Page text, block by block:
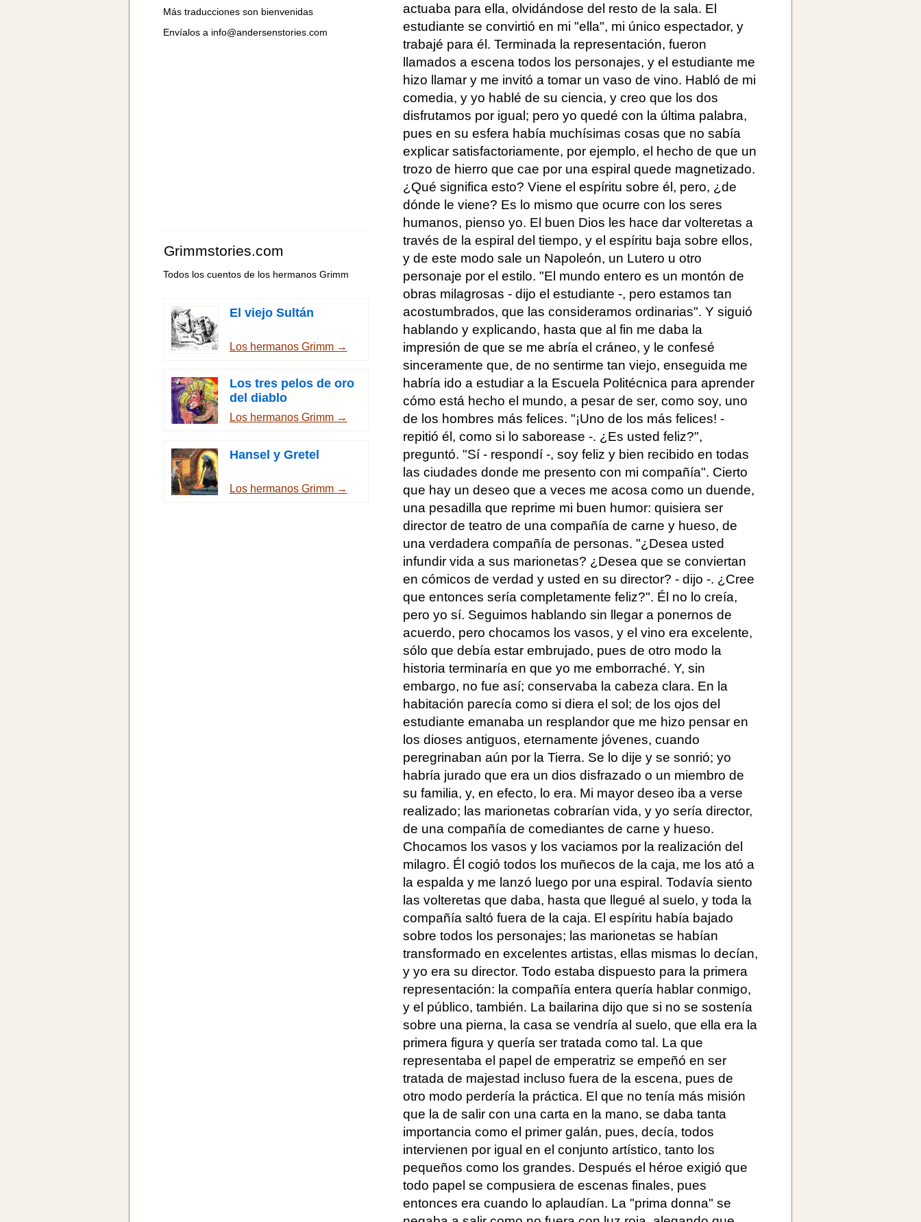
Más traducciones son bienvenidas
Envíalos a info@andersenstories.com
Grimmstories.com
Todos los cuentos de los hermanos Grimm
El viejo Sultán
Los hermanos Grimm →
Los tres pelos de oro
del diablo
Los hermanos Grimm →
Hansel y Gretel
Los hermanos Grimm →
actuaba para ella, olvidándose del resto de la sala. El
estudiante se convirtió en mi "ella", mi único espectador, y
trabajé para él. Terminada la representación, fueron
llamados a escena todos los personajes, y el estudiante me
hizo llamar y me invitó a tomar un vaso de vino. Habló de mi
comedia, y yo hablé de su ciencia, y creo que los dos
disfrutamos por igual; pero yo quedé con la última palabra,
pues en su esfera había muchísimas cosas que no sabía
explicar satisfactoriamente, por ejemplo, el hecho de que un
trozo de hierro que cae por una espiral quede magnetizado.
¿Qué significa esto? Viene el espíritu sobre él, pero, ¿de
dónde le viene? Es lo mismo que ocurre con los seres
humanos, pienso yo. El buen Dios les hace dar volteretas a
través de la espiral del tiempo, y el espíritu baja sobre ellos,
y de este modo sale un Napoleón, un Lutero u otro
personaje por el estilo. "El mundo entero es un montón de
obras milagrosas - dijo el estudiante -, pero estamos tan
acostumbrados, que las consideramos ordinarias". Y siguió
hablando y explicando, hasta que al fin me daba la
impresión de que se me abría el cráneo, y le confesé
sinceramente que, de no sentirme tan viejo, enseguida me
habría ido a estudiar a la Escuela Politécnica para aprender
cómo está hecho el mundo, a pesar de ser, como soy, uno
de los hombres más felices. "¡Uno de los más felices! -
repitió él, como si lo saborease -. ¿Es usted feliz?",
preguntó. "Sí - respondí -, soy feliz y bien recibido en todas
las ciudades donde me presento con mi compañía". Cierto
que hay un deseo que a veces me acosa como un duende,
una pesadilla que reprime mi buen humor: quisiera ser
director de teatro de una compañía de carne y hueso, de
una verdadera compañía de personas. "¿Desea usted
infundir vida a sus marionetas? ¿Desea que se conviertan
en cómicos de verdad y usted en su director? - dijo -. ¿Cree
que entonces sería completamente feliz?". Él no lo creía,
pero yo sí. Seguimos hablando sin llegar a ponernos de
acuerdo, pero chocamos los vasos, y el vino era excelente,
sólo que debía estar embrujado, pues de otro modo la
historia terminaría en que yo me emborraché. Y, sin
embargo, no fue así; conservaba la cabeza clara. En la
habitación parecía como si diera el sol; de los ojos del
estudiante emanaba un resplandor que me hizo pensar en
los dioses antiguos, eternamente jóvenes, cuando
peregrinaban aún por la Tierra. Se lo dije y se sonrió; yo
habría jurado que era un dios disfrazado o un miembro de
su familia, y, en efecto, lo era. Mi mayor deseo iba a verse
realizado; las marionetas cobrarían vida, y yo sería director,
de una compañía de comediantes de carne y hueso.
Chocamos los vasos y los vaciamos por la realización del
milagro. Él cogió todos los muñecos de la caja, me los ató a
la espalda y me lanzó luego por una espiral. Todavía siento
las volteretas que daba, hasta que llegué al suelo, y toda la
compañía saltó fuera de la caja. El espíritu había bajado
sobre todos los personajes; las marionetas se habían
transformado en excelentes artistas, ellas mismas lo decían,
y yo era su director. Todo estaba dispuesto para la primera
representación: la compañía entera quería hablar conmigo,
y el público, también. La bailarina dijo que si no se sostenía
sobre una pierna, la casa se vendría al suelo, que ella era la
primera figura y quería ser tratada como tal. La que
representaba el papel de emperatriz se empeñó en ser
tratada de majestad incluso fuera de la escena, pues de
otro modo perdería la práctica. El que no tenía más misión
que la de salir con una carta en la mano, se daba tanta
importancia como el primer galán, pues, decía, todos
intervienen por igual en el conjunto artístico, tanto los
pequeños como los grandes. Después el héroe exigió que
todo papel se compusiera de escenas finales, pues
entonces era cuando lo aplaudían. La "prima donna" se